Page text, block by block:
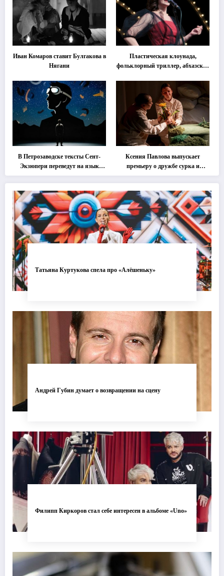
Иван Комаров ставит Булгакова в
Нягани
Пластическая клоунада,
фольклорный триллер, абхазская
втором этапе фестиваля
«Монокль»
В Петрозаводске тексты Сент-
Экзюпери переведут на язык
современной хореографии
Ксения Павлова выпускает
премьеру о дружбе сурка и
одуванчика
Татьяна Куртукова спела про «Алёшеньку»
Андрей Губин думает о возвращении на сцену
Филипп Киркоров стал себе интересен в альбоме «Uno»